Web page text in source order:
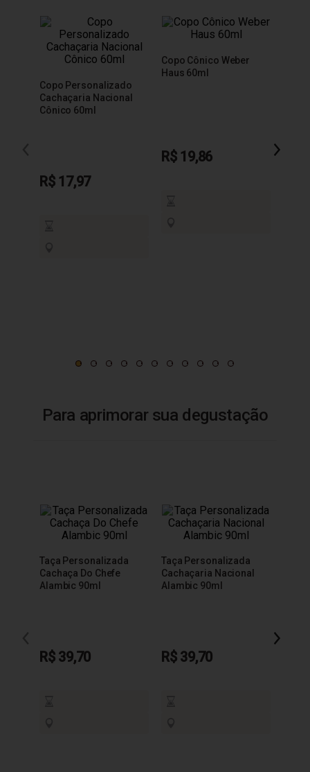
Copo Personalizado
Cachaçaria Nacional
Cônico 60ml
R$ 17,97
Copo Cônico Weber
Haus 60ml
R$ 19,86
Para aprimorar sua degustação
Taça Personalizada
Cachaça Do Chefe
Alambic 90ml
R$ 39,70
Taça Personalizada
Cachaçaria Nacional
Alambic 90ml
R$ 39,70